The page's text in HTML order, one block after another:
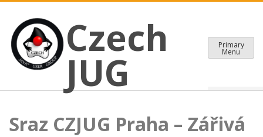
content
Czech JUG
CZECH JAVA USER GROUP
Czech
JUG
Primary
Menu
Sraz CZJUG Praha – Zářivá